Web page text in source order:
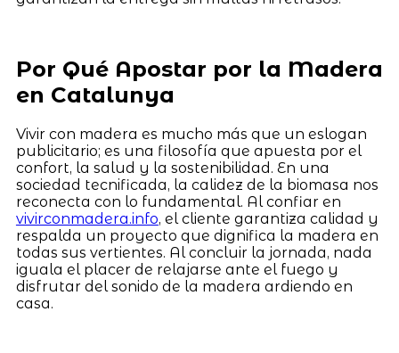
Por Qué Apostar por la Madera
en Catalunya
Vivir con madera es mucho más que un eslogan
publicitario; es una filosofía que apuesta por el
confort, la salud y la sostenibilidad. En una
sociedad tecnificada, la calidez de la biomasa nos
reconecta con lo fundamental. Al confiar en
vivirconmadera.info, el cliente garantiza calidad y
respalda un proyecto que dignifica la madera en
todas sus vertientes. Al concluir la jornada, nada
iguala el placer de relajarse ante el fuego y
disfrutar del sonido de la madera ardiendo en
casa.